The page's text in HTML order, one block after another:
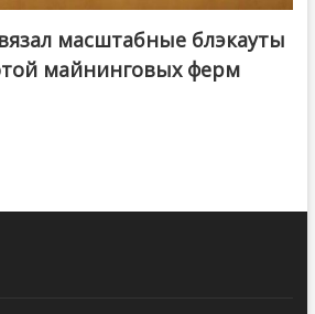
масштабные блэкауты
майнинговых ферм